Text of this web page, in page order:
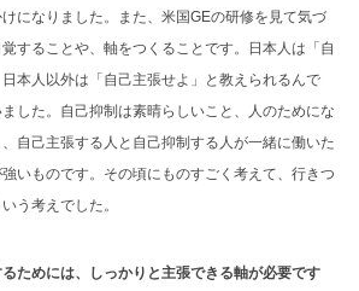
になりました。また、米国GEの研修を見て気づ
することや、軸をつくることです。日本人は「自
本人以外は「自己主張せよ」と教えられるんで
した。自己抑制は素晴らしいこと、人のためにな
自己主張する人と自己抑制する人が一緒に働いた
いものです。その頃にものすごく考えて、行きつ
う考えでした。
ためには、しっかりと主張できる軸が必要です